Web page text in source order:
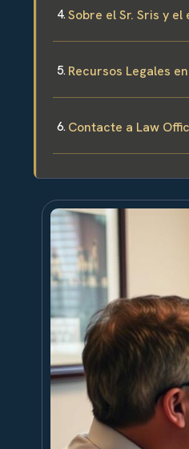
Sobre el Sr. Sris y
Recursos Legales
Contacte a Law